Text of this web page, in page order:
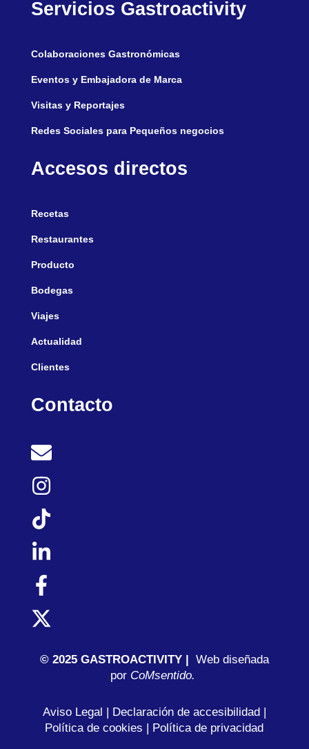
Servicios Gastroactivity
Colaboraciones Gastronómicas
Eventos y Embajadora de Marca
Visitas y Reportajes
Redes Sociales para Pequeños negocios
Accesos directos
Recetas
Restaurantes
Producto
Bodegas
Viajes
Actualidad
Clientes
Contacto
© 2025 GASTROACTIVITY |
Web diseñada
porCoMsentido.
Aviso Legal Declaración de accesibilidad
Política de cookies
Política de privacidad